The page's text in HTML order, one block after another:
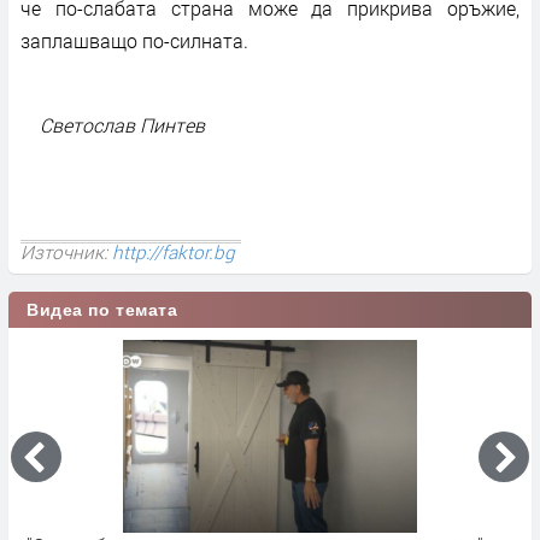
че по-слабата страна може да прикрива оръжие,
заплашващо по-силната.
Светослав Пинтев
Източник:http://faktor.bg
Видеа по темата